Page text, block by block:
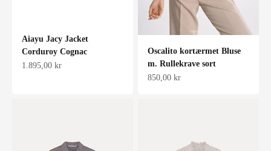
Aiayu Jacy Jacket
Corduroy Cognac
Salgspris
1.895,00 kr
Oscalito kortærmet Bluse
m. Rullekrave sort
Salgspris
850,00 kr